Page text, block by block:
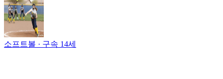
소프트볼 · 구속 14세